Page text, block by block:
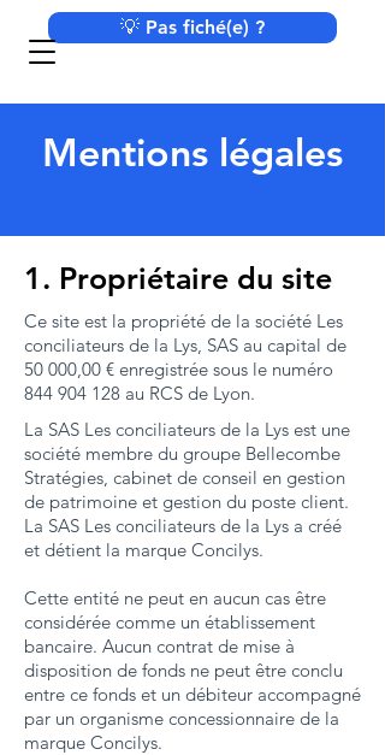
💡 Pas fiché(e) ?
Mentions légales
1. Propriétaire du site
Ce site est la propriété de la société Les
conciliateurs de la Lys, SAS au capital de
50 000,00 € enregistrée sous le numéro
844 904 128 au RCS de Lyon.
La SAS Les conciliateurs de la Lys est une
société membre du groupe Bellecombe
Stratégies, cabinet de conseil en gestion
de patrimoine et gestion du poste client.
La SAS Les conciliateurs de la Lys a créé
et détient la marque Concilys.
Cette entité ne peut en aucun cas être
considérée comme un établissement
bancaire. Aucun contrat de mise à
disposition de fonds ne peut être conclu
entre ce fonds et un débiteur accompagné
par un organisme concessionnaire de la
marque Concilys.